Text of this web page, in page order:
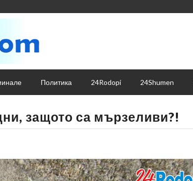
Политика 24Rodopi 24Shumen
защото са мързеливи?!